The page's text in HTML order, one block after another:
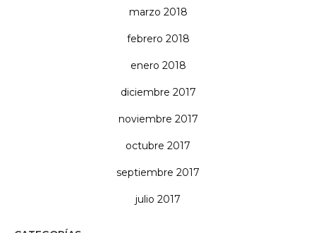
marzo 2018
febrero 2018
enero 2018
diciembre 2017
noviembre 2017
octubre 2017
septiembre 2017
julio 2017